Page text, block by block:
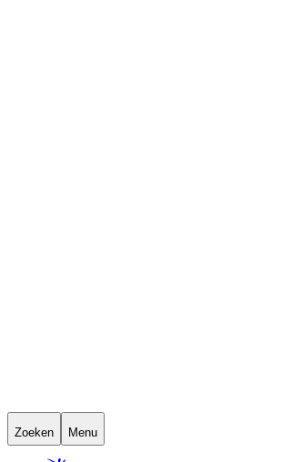
Zoeken Menu